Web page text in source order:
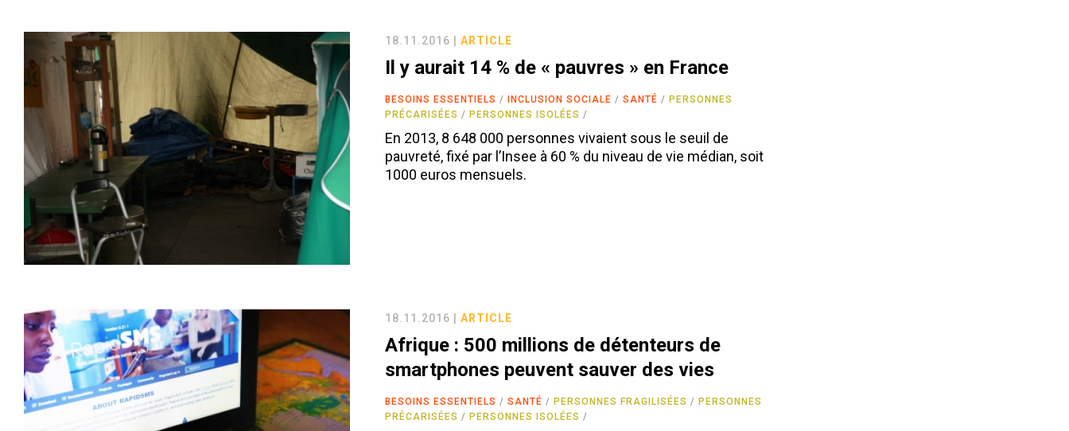
18.11.2016 |ARTICLE
Il y aurait 14 % de « pauvres » en France
BESOINS ESSENTIELS INCLUSION SOCIALE SANTÉ
PERSONNES
PRÉCARISÉES
PERSONNES ISOLÉES
En 2013, 8 648 000 personnes vivaient sous le seuil de
pauvreté, fixé par l’Insee à 60 % du niveau de vie médian, soit
1000 euros mensuels.
18.11.2016 |ARTICLE
Afrique : 500 millions de détenteurs de
smartphones peuvent sauver des vies
BESOINS ESSENTIELS SANTÉ PERSONNES FRAGILISÉES
PERSONNES
PRÉCARISÉES
PERSONNES ISOLÉES